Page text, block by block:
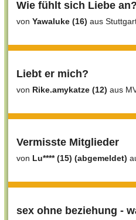
Wie fühlt sich Liebe an?
von Yawaluke (16) aus
Liebt er mich?
von Rike.amykatze (12) aus
Vermisste Mitglieder
von Lu**** (15) (abgemeldet)
sex ohne beziehung -